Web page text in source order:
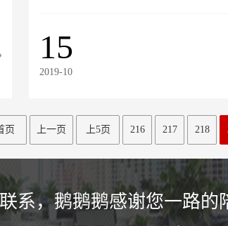
目标，也要有网站各个......
15
2019-10
页 上一页 上5页 216 217 218
系，鹅鹅鹅感谢您一路的